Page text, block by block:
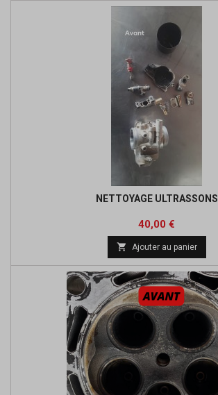
NETTOYAGE ULTRASSONS
Prix
40,00 €
 Ajouter au panier